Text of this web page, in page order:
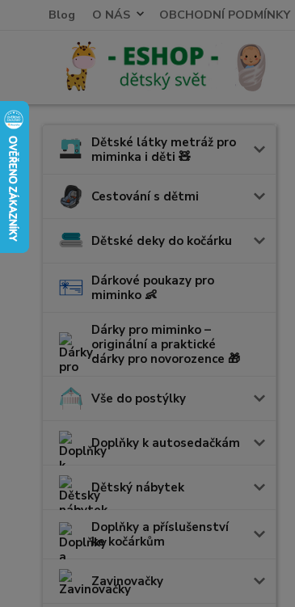
Blog O NÁS OBCHODNÍ PODMÍNKY
Dětské látky metráž pro
miminka i děti 🧸
Cestování s dětmi
Dětské deky do kočárku
Dárkové poukazy pro
miminko 👶
Dárky pro miminko –
originální a praktické
dárky pro novorozence 🎁
Vše do postýlky
Doplňky k autosedačkám
Dětský nábytek
Doplňky a příslušenství
ke kočárkům
Zavinovačky